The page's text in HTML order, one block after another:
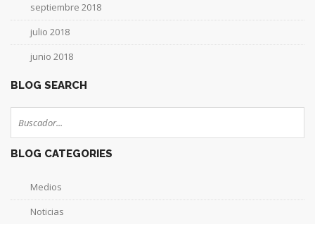
septiembre 2018
julio 2018
junio 2018
BLOG SEARCH
BLOG CATEGORIES
Medios
Noticias